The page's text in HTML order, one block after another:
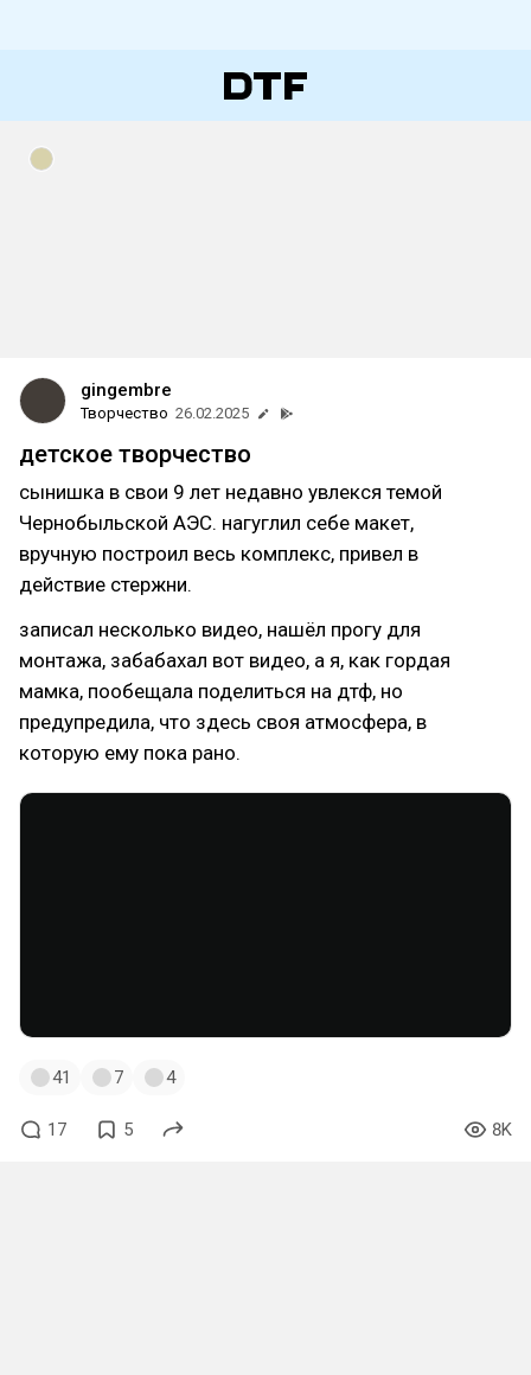
gingembre
Творчество 26.02.2025
детское творчество
сынишка в свои 9 лет недавно увлекся темой
Чернобыльской АЭС. нагуглил себе макет,
вручную построил весь комплекс, привел в
действие стержни.
записал несколько видео, нашёл прогу для
монтажа, забабахал вот видео, а я, как гордая
мамка, пообещала поделиться на дтф, но
предупредила, что здесь своя атмосфера, в
которую ему пока рано.
41 7 4
17 5 8K